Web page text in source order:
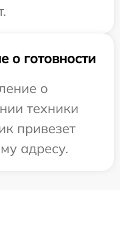
о готовности
о
техники
привезет
адресу.